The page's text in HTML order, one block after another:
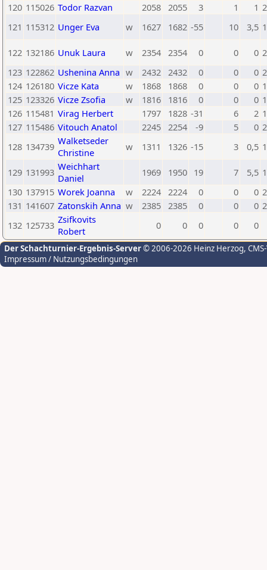
120 115026 Todor Razvan 2058 2055 3 1 1
121 115312 Unger Eva w 1627 1682 -55 10 3,5
122 132186 Unuk Laura w 2354 2354 0 0 0
123 122862 Ushenina Anna w 2432 2432 0 0 0
124 126180 Vicze Kata w 1868 1868 0 0 0
125 123326 Vicze Zsofia w 1816 1816 0 0 0
126 115481 Virag Herbert 1797 1828 -31 6 2
127 115486 Vitouch Anatol 2245 2254 -9 5 0
128 134739 Walketseder
Christine
w 1311 1326 -15 3 0,5
129 131993 Weichhart
Daniel
1969 1950 19 7 5,5
130 137915 Worek Joanna w 2224 2224 0 0 0
131 141607 Zatonskih Anna w 2385 2385 0 0 0
132 125733 Zsifkovits
Robert
0 0 0 0 0
Der Schachturnier-Ergebnis-Server© 2006-2026 Heinz Herzog,
Impressum / Nutzungsbedingungen